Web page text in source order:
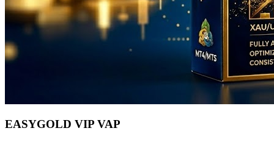
EASYGOLD VIP VAP